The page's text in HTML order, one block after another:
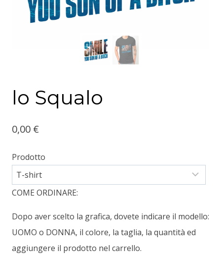
lo Squalo
0,00 €
Prodotto
COME ORDINARE:
Dopo aver scelto la grafica, dovete indicare il modello:
UOMO o DONNA, il colore, la taglia, la quantità ed
aggiungere il prodotto nel carrello.